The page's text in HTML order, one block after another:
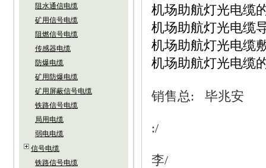
阻水通信电缆
矿用信号电缆
阻燃信号电缆
传感器电缆
防爆电缆
矿用防爆电缆
矿用屏蔽信号电缆
铁路信号电缆
局用电缆
弱电电缆
信号电缆
铁路信号电缆
机场助航灯光电缆
机场助航灯光电缆
机场助航灯光电缆
机场助航灯光电缆
销售总: 毕兆安
:/
李/